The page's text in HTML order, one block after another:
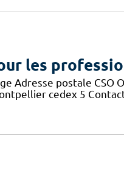
les
Adresse postale CSO
cedex 5